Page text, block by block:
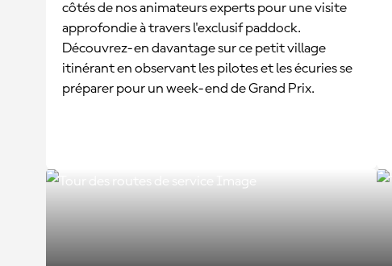
côtés de nos animateurs experts pour une visite
approfondie à travers l'exclusif paddock.
Découvrez-en davantage sur ce petit village
itinérant en observant les pilotes et les écuries se
préparer pour un week-end de Grand Prix.